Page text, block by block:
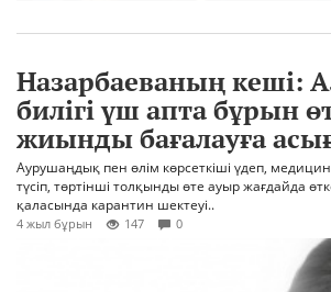
Назарбаеваның кеші:
билігі үш апта бұрын
жиынды бағалауға
Аурушаңдық пен өлім көрсеткіші үдеп,
түсіп, төртінші толқынды өте ауыр жағдайда
қаласында карантин шектеуі..
4 жыл бұрын 147 0